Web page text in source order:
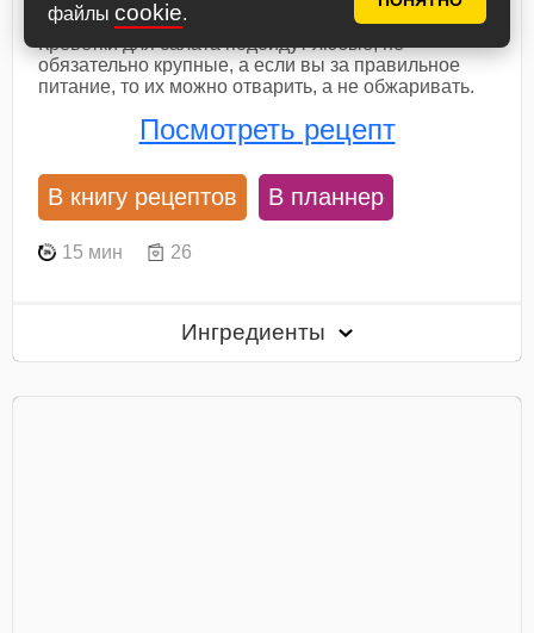
файлы cookie.
Креветки для салата подойдут любые, не
обязательно крупные, а если вы за правильное
питание, то их можно отварить, а не обжаривать.
Посмотреть рецепт
В книгу рецептов В планнер
15 мин 26
Ингредиенты